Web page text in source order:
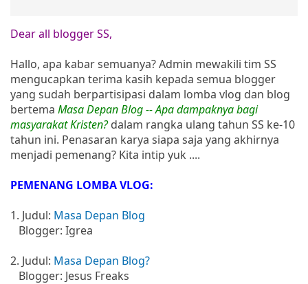
Dear all blogger SS,
Hallo, apa kabar semuanya? Admin mewakili tim SS
mengucapkan terima kasih kepada semua blogger
yang sudah berpartisipasi dalam lomba vlog dan blog
bertema Masa Depan Blog -- Apa dampaknya bagi
masyarakat Kristen?dalam rangka ulang tahun SS ke-10
tahun ini. Penasaran karya siapa saja yang akhirnya
menjadi pemenang? Kita intip yuk ....
PEMENANG LOMBA VLOG:
1. Judul: Masa Depan Blog
Blogger: Igrea
2. Judul: Masa Depan Blog?
Blogger: Jesus Freaks